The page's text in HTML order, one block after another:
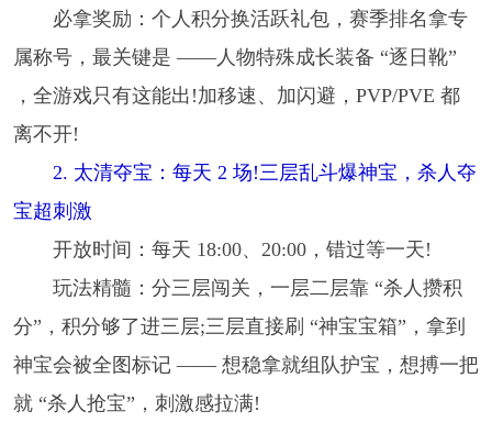
必拿奖励：个人积分换活跃礼包，赛季排名拿专
属称号，最关键是 ——人物特殊成长装备 “逐日靴”
，全游戏只有这能出!加移速、加闪避，PVP/PVE 都
离不开!
2. 太清夺宝：每天 2 场!三层乱斗爆神宝，杀人夺
宝超刺激
开放时间：每天 18:00、20:00，错过等一天!
玩法精髓：分三层闯关，一层二层靠 “杀人攒积
分”，积分够了进三层;三层直接刷 “神宝宝箱”，拿到
神宝会被全图标记 —— 想稳拿就组队护宝，想搏一把
就 “杀人抢宝”，刺激感拉满!